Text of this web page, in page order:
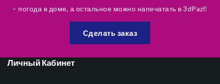
– погода в доме, а остальное можно напечатать в 3dPazl!
Сделать заказ
Личный Кабинет